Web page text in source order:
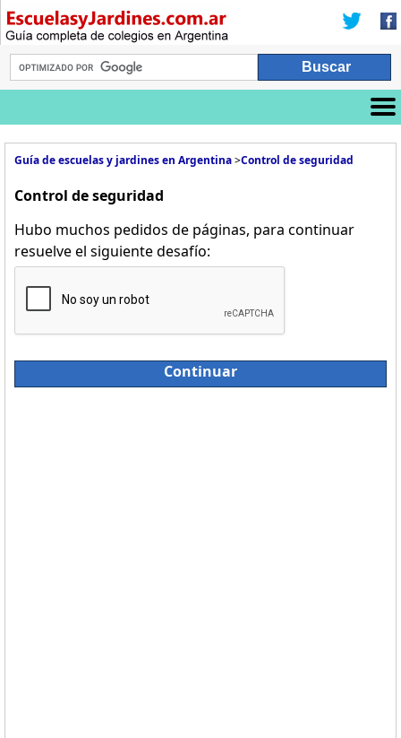
Guía de escuelas y jardines en Argentina>Control de seguridad
Control de seguridad
Hubo muchos pedidos de páginas, para continuar
resuelve el siguiente desafío:
Continuar